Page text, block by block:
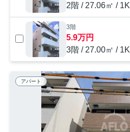
2階 / 27.06㎡ / 1K
3階
5.9万円
3階 / 27.00㎡ / 1K
アパート